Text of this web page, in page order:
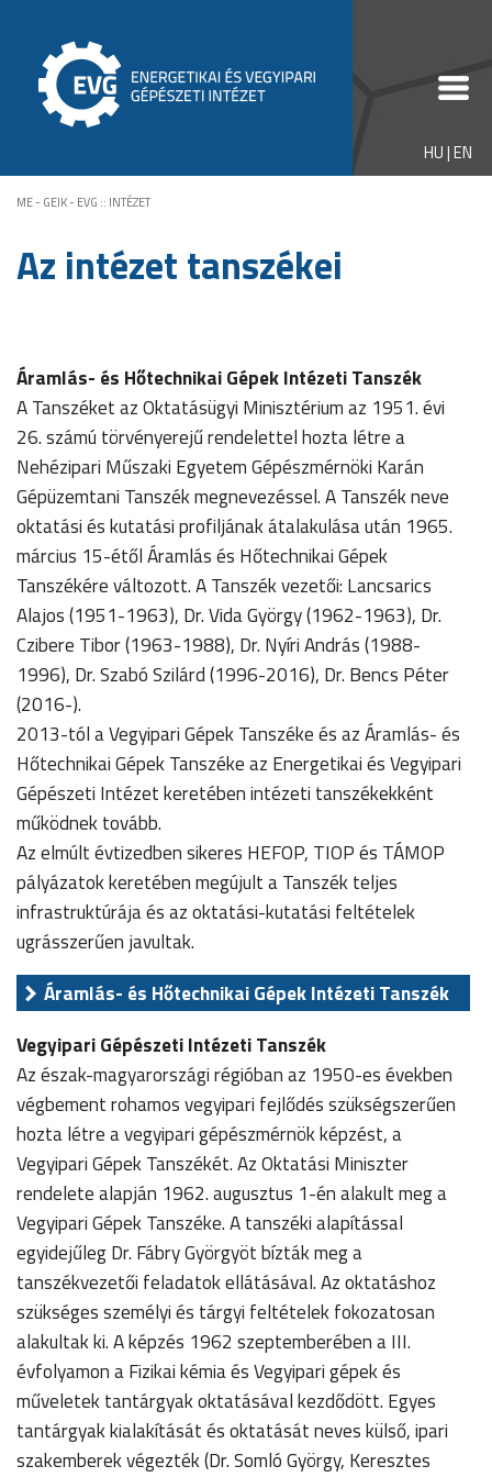
HU|EN
ME - GEIK - EVG :: INTÉZET
Az intézet tanszékei
Áramlás- és Hőtechnikai Gépek Intézeti Tanszék
A Tanszéket az Oktatásügyi Minisztérium az 1951. évi
26. számú törvényerejű rendelettel hozta létre a
Nehézipari Műszaki Egyetem Gépészmérnöki Karán
Gépüzemtani Tanszék megnevezéssel. A Tanszék neve
oktatási és kutatási profiljának átalakulása után 1965.
március 15-étől Áramlás és Hőtechnikai Gépek
Tanszékére változott. A Tanszék vezetői: Lancsarics
Alajos (1951-1963), Dr. Vida György (1962-1963), Dr.
Czibere Tibor (1963-1988), Dr. Nyíri András (1988-
1996), Dr. Szabó Szilárd (1996-2016), Dr. Bencs Péter
(2016-).
2013-tól a Vegyipari Gépek Tanszéke és az Áramlás- és
Hőtechnikai Gépek Tanszéke az Energetikai és Vegyipari
Gépészeti Intézet keretében intézeti tanszékekként
működnek tovább.
Az elmúlt évtizedben sikeres HEFOP, TIOP és TÁMOP
pályázatok keretében megújult a Tanszék teljes
infrastruktúrája és az oktatási-kutatási feltételek
ugrásszerűen javultak.
Áramlás- és Hőtechnikai Gépek Intézeti Tanszék
Vegyipari Gépészeti Intézeti Tanszék
Az észak-magyarországi régióban az 1950-es években
végbement rohamos vegyipari fejlődés szükségszerűen
hozta létre a vegyipari gépészmérnök képzést, a
Vegyipari Gépek Tanszékét. Az Oktatási Miniszter
rendelete alapján 1962. augusztus 1-én alakult meg a
Vegyipari Gépek Tanszéke. A tanszéki alapítással
egyidejűleg Dr. Fábry Györgyöt bízták meg a
tanszékvezetői feladatok ellátásával. Az oktatáshoz
szükséges személyi és tárgyi feltételek fokozatosan
alakultak ki. A képzés 1962 szeptemberében a III.
évfolyamon a Fizikai kémia és Vegyipari gépek és
műveletek tantárgyak oktatásával kezdődött. Egyes
tantárgyak kialakítását és oktatását neves külső, ipari
szakemberek végezték (Dr. Somló György, Keresztes